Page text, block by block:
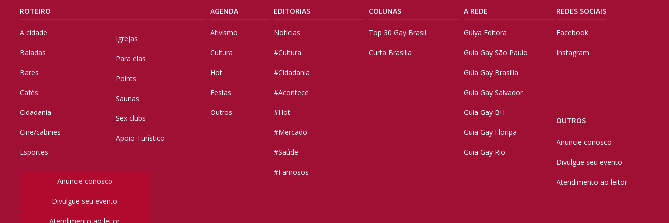
ROTEIRO
A cidade
Baladas
Bares
Cafés
Cidadania
Cine/cabines
Esportes
Igrejas
Para elas
Points
Saunas
Sex clubs
Apoio Turístico
Anuncie conosco
Divulgue seu evento
Atendimento ao leitor
AGENDA
Ativismo
Cultura
Hot
Festas
Outros
EDITORIAS
Notícias
#Cultura
#Cidadania
#Acontece
#Hot
#Mercado
#Saúde
#Famosos
COLUNAS
Top 30 Gay Brasil
Curta Brasília
A REDE
Guiya Editora
Guia Gay São Paulo
Guia Gay Brasilia
Guia Gay Salvador
Guia Gay BH
Guia Gay Floripa
Guia Gay Rio
REDES SOCIAIS
Facebook
Instagram
OUTROS
Anuncie conosco
Divulgue seu evento
Atendimento ao leitor